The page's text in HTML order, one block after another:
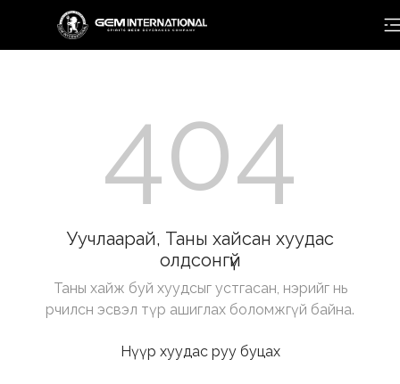
404
Уучлаарай, Таны хайсан хуудас
олдсонгүй
Таны хайж буй хуудсыг устгасан, нэрийг нь
өөрчилсөн эсвэл түр ашиглах боломжгүй байна.
Нүүр хуудас руу буцах